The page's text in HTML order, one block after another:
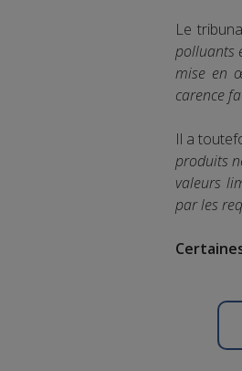
Le
polluants
mise en
carence
Il a
produits
valeurs
par les